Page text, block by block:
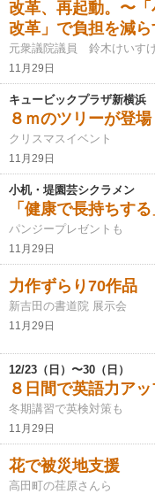
改革、再起動。〜
改革」で負担を減ら
元衆議院議員 鈴木けいす
11月29日
キュービックプラザ新横浜
８ｍのツリーが登場
クリスマスイベント
11月29日
小机・堤園芸シクラメン
「健康で長持ちす
パンジープレゼントも
11月29日
力作ずらり70作品
新吉田の書道院 展示会
11月29日
12/23（日）〜30（日）
８日間で英語力アッ
冬期講習で英検対策も
11月29日
花で被災地支援
高田町の荏原さんら